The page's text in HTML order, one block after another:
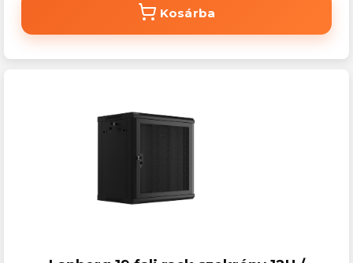
Kosárba